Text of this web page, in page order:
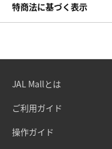
特商法に基づく表示
JAL Mallとは
ご利用ガイド
操作ガイド